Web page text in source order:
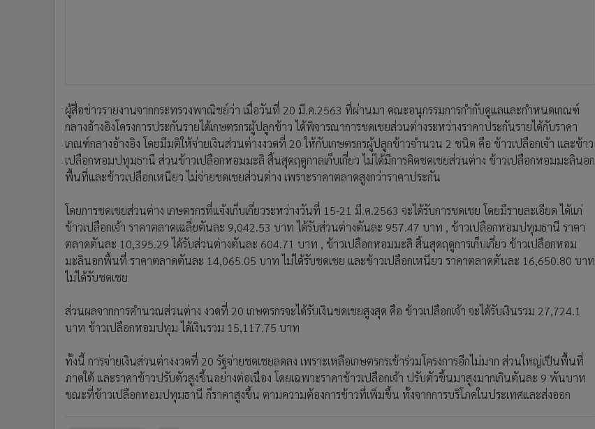
ผู้สื่อข่าวรายงานจากกระทรวงพาณิชย์ว่า เมื่อวันที่ 20 มี.ค.2563 ที่ผ่านมา คณะอนุกรรมการกำกับดูแลและกำหนดเกณฑ์
กลางอ้างอิงโครงการประกันรายได้เกษตรกรผู้ปลูกข้าว ได้พิจารณาการชดเชยส่วนต่างระหว่างราคาประกันรายได้กับราคา
เกณฑ์กลางอ้างอิง โดยมีมติให้จ่ายเงินส่วนต่างงวดที่ 20 ให้กับเกษตรกรผู้ปลูกข้าวจำนวน 2 ชนิด คือ ข้าวเปลือกเจ้า และข้าว
เปลือกหอมปทุมธานี ส่วนข้าวเปลือกหอมมะลิ สิ้นสุดฤดูกาลเก็บเกี่ยว ไม่ได้มีการคิดชดเชยส่วนต่าง ข้าวเปลือกหอมมะลินอก
พื้นที่และข้าวเปลือกเหนียว ไม่จ่ายชดเชยส่วนต่าง เพราะราคาตลาดสูงกว่าราคาประกัน
โดยการชดเชยส่วนต่าง เกษตรกรที่แจ้งเก็บเกี่ยวระหว่างวันที่ 15-21 มี.ค.2563 จะได้รับการชดเชย โดยมีรายละเอียด ได้แก่
ข้าวเปลือกเจ้า ราคาตลาดเฉลี่ยตันละ 9,042.53 บาท ได้รับส่วนต่างตันละ 957.47 บาท , ข้าวเปลือกหอมปทุมธานี ราคา
ตลาดตันละ 10,395.29 ได้รับส่วนต่างตันละ 604.71 บาท , ข้าวเปลือกหอมมะลิ สิ้นสุดฤดูการเก็บเกี่ยว ข้าวเปลือกหอม
มะลินอกพื้นที่ ราคาตลาดตันละ 14,065.05 บาท ไม่ได้รับชดเชย และข้าวเปลือกเหนียว ราคาตลาดตันละ 16,650.80 บาท
ไม่ได้รับชดเชย
ส่วนผลจากการคำนวณส่วนต่าง งวดที่ 20 เกษตรกรจะได้รับเงินชดเชยสูงสุด คือ ข้าวเปลือกเจ้า จะได้รับเงินรวม 27,724.1
บาท ข้าวเปลือกหอมปทุม ได้เงินรวม 15,117.75 บาท
ทั้งนี้ การจ่ายเงินส่วนต่างงวดที่ 20 รัฐจ่ายชดเชยลดลง เพราะเหลือเกษตรกรเข้าร่วมโครงการอีกไม่มาก ส่วนใหญ่เป็นพื้นที่
ภาคใต้ และราคาข้าวปรับตัวสูงขึ้นอย่างต่อเนื่อง โดยเฉพาะราคาข้าวเปลือกเจ้า ปรับตัวขึ้นมาสูงมากเกินตันละ 9 พันบาท
ขณะที่ข้าวเปลือกหอมปทุมธานี ก็ราคาสูงขึ้น ตามความต้องการข้าวที่เพิ่มขึ้น ทั้งจากการบริโภคในประเทศและส่งออก